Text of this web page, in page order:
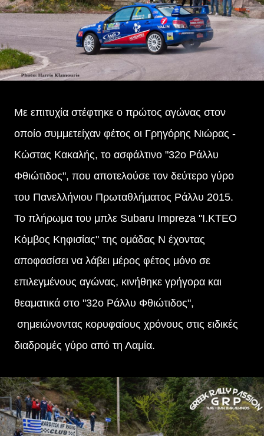
Με επιτυχία στέφτηκε ο πρώτος αγώνας στον
οποίο συμμετείχαν φέτος οι Γρηγόρης Νιώρας -
Κώστας Κακαλής, το ασφάλτινο "32ο Ράλλυ
Φθιώτιδος", που αποτελούσε τον δεύτερο γύρο
του Πανελλήνιου Πρωταθλήματος Ράλλυ 2015.
Το πλήρωμα του μπλε Subaru Impreza "Ι.ΚΤΕΟ
Κόμβος Κηφισίας" της ομάδας N έχοντας
αποφασίσει να λάβει μέρος φέτος μόνο σε
επιλεγμένους αγώνας, κινήθηκε γρήγορα και
θεαματικά στο "32ο Ράλλυ Φθιώτιδος",
σημειώνοντας κορυφαίους χρόνους στις ειδικές
διαδρομές γύρο από τη Λαμία.